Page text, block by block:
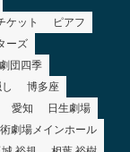
ケット
ピアフ
ーズ
劇団四季
博多座
愛知
日生劇場
劇場メインホール